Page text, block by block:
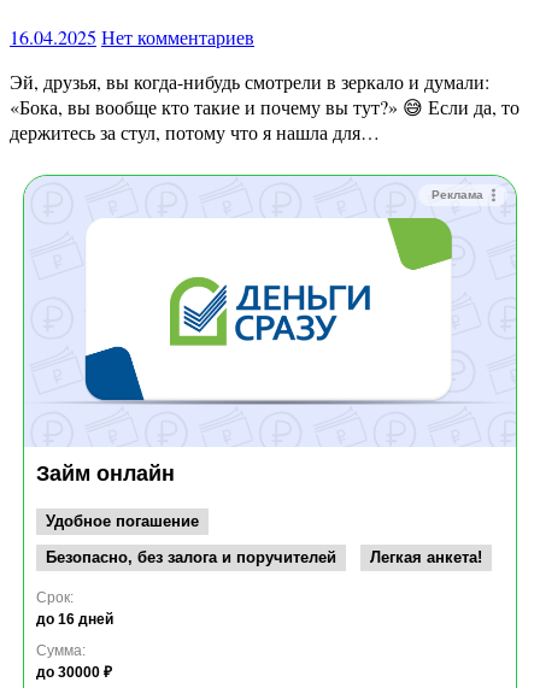
16.04.2025 Нет комментариев
Эй, друзья, вы когда-нибудь смотрели в зеркало и думали:
«Бока, вы вообще кто такие и почему вы тут?» 😅 Если да, то
держитесь за стул, потому что я нашла для…
Реклама
Займ онлайн
Удобное погашение
Безопасно, без залога и поручителей
Легкая анкета!
Срок:
до 16 дней
Сумма:
до 30000 ₽